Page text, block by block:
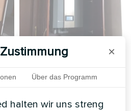
Wohnung
Split-Wärmepumpe Serie Artic
×
Über das Programm
halten wir uns streng